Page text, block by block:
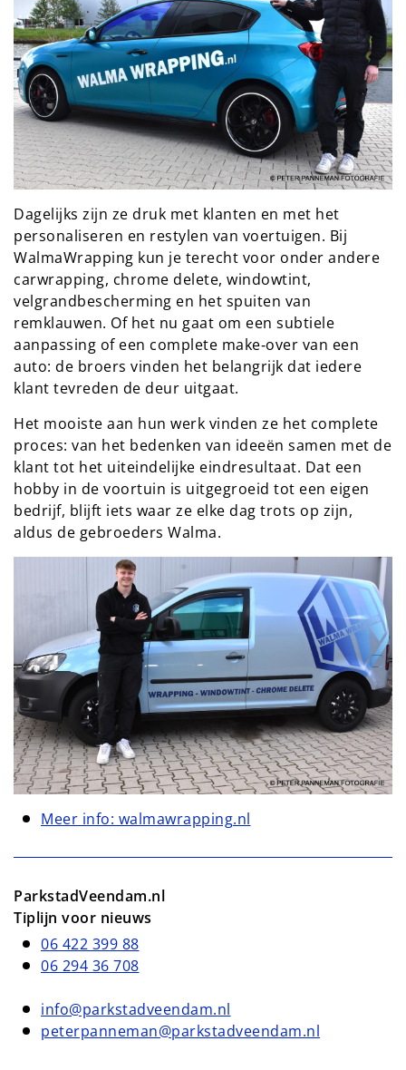
Dagelijks zijn ze druk met klanten en met het
personaliseren en restylen van voertuigen. Bij
WalmaWrapping kun je terecht voor onder andere
carwrapping, chrome delete, windowtint,
velgrandbescherming en het spuiten van
remklauwen. Of het nu gaat om een subtiele
aanpassing of een complete make‑over van een
auto: de broers vinden het belangrijk dat iedere
klant tevreden de deur uitgaat.
Het mooiste aan hun werk vinden ze het complete
proces: van het bedenken van ideeën samen met de
klant tot het uiteindelijke eindresultaat. Dat een
hobby in de voortuin is uitgegroeid tot een eigen
bedrijf, blijft iets waar ze elke dag trots op zijn,
aldus de gebroeders Walma.
Meer info: walmawrapping.nl
ParkstadVeendam.nl
Tiplijn voor nieuws
06 422 399 88
06 294 36 708
info@parkstadveendam.nl
peterpanneman@parkstadveendam.nl